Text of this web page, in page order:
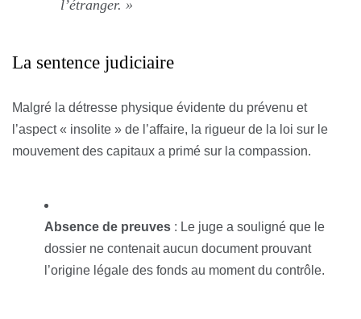
l’étranger. »
La sentence judiciaire
Malgré la détresse physique évidente du prévenu et
l’aspect « insolite » de l’affaire, la rigueur de la loi sur le
mouvement des capitaux a primé sur la compassion.
Absence de preuves : Le juge a souligné que le
dossier ne contenait aucun document prouvant
l’origine légale des fonds au moment du contrôle.